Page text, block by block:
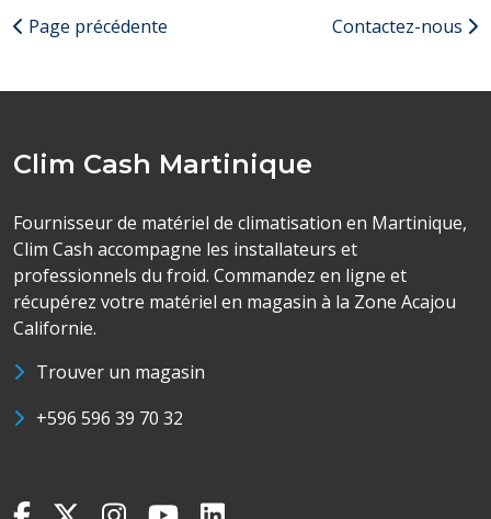
Page précédente Contactez-nous
Clim Cash Martinique
Fournisseur de matériel de climatisation en Martinique,
Clim Cash accompagne les installateurs et
professionnels du froid. Commandez en ligne et
récupérez votre matériel en magasin à la Zone Acajou
Californie.
Trouver un magasin
+596 596 39 70 32